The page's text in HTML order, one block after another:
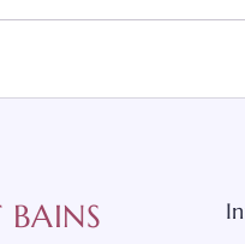
BAINS